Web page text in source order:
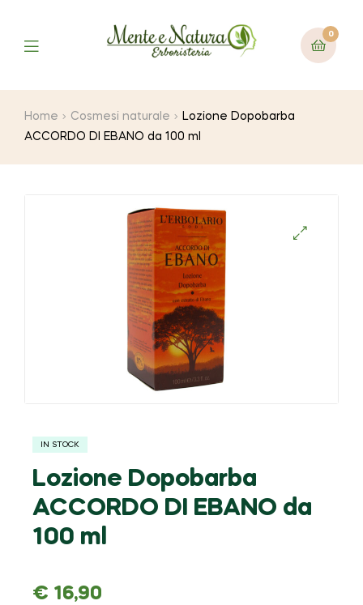
0
Home Cosmesi naturale
Lozione Dopobarba
ACCORDO DI EBANO da 100 ml
IN STOCK
Lozione Dopobarba
ACCORDO DI EBANO da
100 ml
€ 16,90